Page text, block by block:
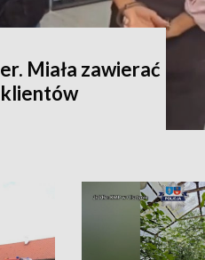
Miała zawierać
klientów